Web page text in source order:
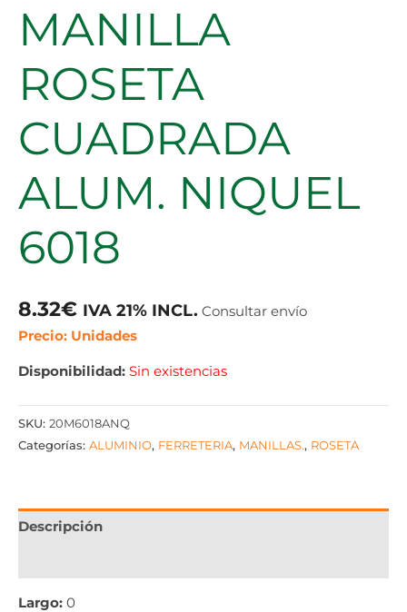
MANILLA
ROSETA
CUADRADA
ALUM. NIQUEL
6018
8.32€ IVA 21% INCL. Consultar envío
Precio: Unidades
Disponibilidad: Sin existencias
SKU: 20M6018ANQ
Categorías: ALUMINIO, FERRETERIA, MANILLAS., ROSETA
Descripción
Largo: 0